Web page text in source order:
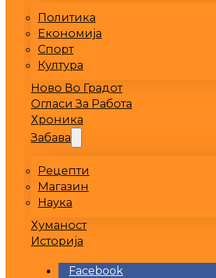
Политика
Економија
Спорт
Култура
Ново Во Градот
Огласи За Работа
Хроника
Забава
Рецепти
Магазин
Наука
Хуманост
Историја
Facebook